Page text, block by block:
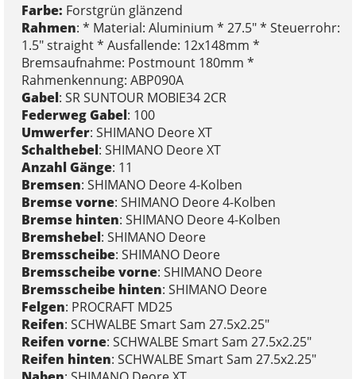
Farbe: Forstgrün glänzend
Rahmen: * Material: Aluminium * 27.5" * Steuerrohr:
1.5" straight * Ausfallende: 12x148mm *
Bremsaufnahme: Postmount 180mm *
Rahmenkennung: ABP090A
Gabel: SR SUNTOUR MOBIE34 2CR
Federweg Gabel: 100
Umwerfer: SHIMANO Deore XT
Schalthebel: SHIMANO Deore XT
Anzahl Gänge: 11
Bremsen: SHIMANO Deore 4-Kolben
Bremse vorne: SHIMANO Deore 4-Kolben
Bremse hinten: SHIMANO Deore 4-Kolben
Bremshebel: SHIMANO Deore
Bremsscheibe: SHIMANO Deore
Bremsscheibe vorne: SHIMANO Deore
Bremsscheibe hinten: SHIMANO Deore
Felgen: PROCRAFT MD25
Reifen: SCHWALBE Smart Sam 27.5x2.25"
Reifen vorne: SCHWALBE Smart Sam 27.5x2.25"
Reifen hinten: SCHWALBE Smart Sam 27.5x2.25"